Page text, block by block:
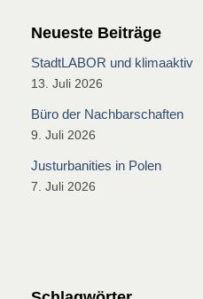
Neueste Beiträge
StadtLABOR und klimaaktiv
13. Juli 2026
Büro der Nachbarschaften
9. Juli 2026
Justurbanities in Polen
7. Juli 2026